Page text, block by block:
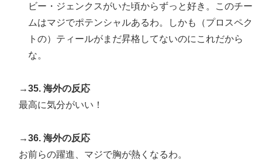
ビー・ジェンクスがいた頃からずっと好き。このチー
ムはマジでポテンシャルあるわ。しかも（プロスペク
トの）ティールがまだ昇格してないのにこれだから
な。
→35. 海外の反応
最高に気分がいい！
→36. 海外の反応
お前らの躍進、マジで胸が熱くなるわ。